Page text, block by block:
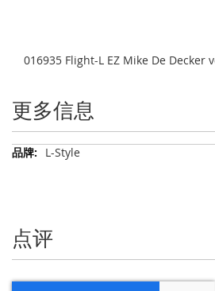
016935 Flight-L EZ Mike De Decker
更多信息
更
L-Style
点评